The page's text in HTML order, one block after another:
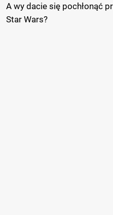
A wy dacie się pochłonąć
Star Wars?